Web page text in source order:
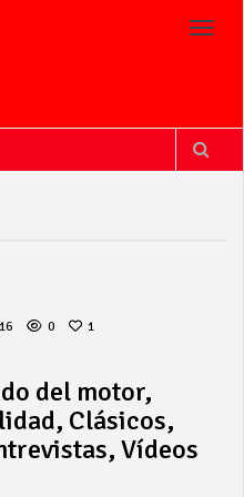
0
1
del motor,
Clásicos,
Vídeos